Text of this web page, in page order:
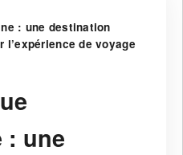
: une destination
l’expérience de voyage
: une